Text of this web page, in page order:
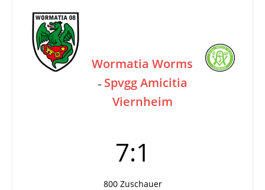
Wormatia Worms
– Spvgg Amicitia
Viernheim
7:1
800 Zuschauer